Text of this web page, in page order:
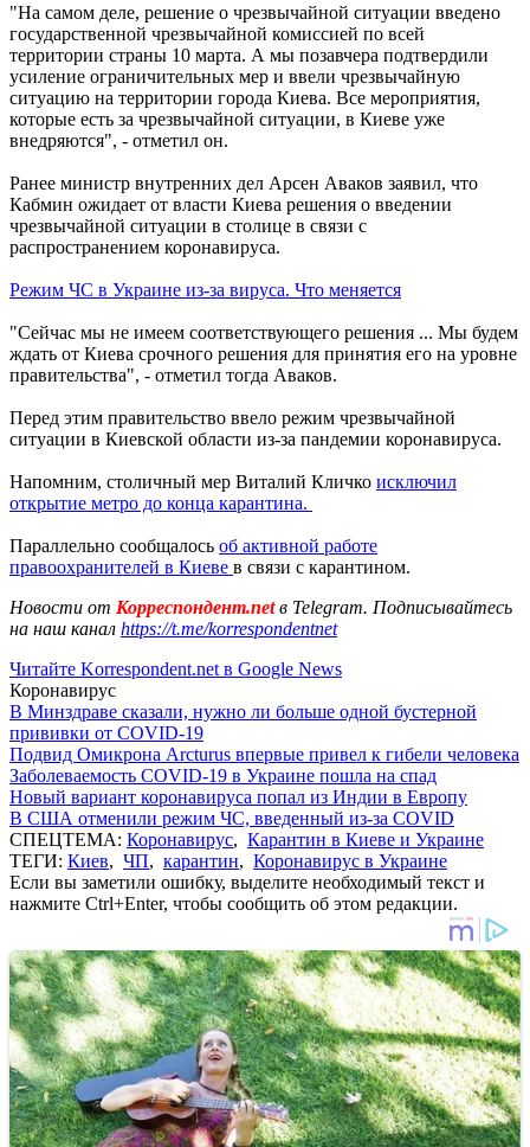
"На самом деле, решение о чрезвычайной ситуации введено
государственной чрезвычайной комиссией по всей
территории страны 10 марта. А мы позавчера подтвердили
усиление ограничительных мер и ввели чрезвычайную
ситуацию на территории города Киева. Все мероприятия,
которые есть за чрезвычайной ситуации, в Киеве уже
внедряются", - отметил он.
Ранее министр внутренних дел Арсен Аваков заявил, что
Кабмин ожидает от власти Киева решения о введении
чрезвычайной ситуации в столице в связи с
распространением коронавируса.
Режим ЧС в Украине из-за вируса. Что меняется
"Сейчас мы не имеем соответствующего решения ... Мы будем
ждать от Киева срочного решения для принятия его на уровне
правительства", - отметил тогда Аваков.
Перед этим правительство ввело режим чрезвычайной
ситуации в Киевской области из-за пандемии коронавируса.
Напомним, столичный мер Виталий Кличко исключил
открытие метро до конца карантина.
Параллельно сообщалось об активной работе
правоохранителей в Киеве в связи с карантином.
Новости от Корреспондент.netв Telegram. Подписывайтесь
на наш канал https://t.me/korrespondentnet
Читайте Korrespondent.net в Google News
Коронавирус
В Минздраве сказали, нужно ли больше одной бустерной
прививки от COVID-19
Подвид Омикрона Arcturus впервые привел к гибели человека
Заболеваемость COVID-19 в Украине пошла на спад
Новый вариант коронавируса попал из Индии в Европу
В США отменили режим ЧС, введенный из-за COVID
СПЕЦТЕМА: Коронавирус, Карантин в Киеве и Украине
ТЕГИ: Киев, ЧП, карантин, Коронавирус в Украине
Если вы заметили ошибку, выделите необходимый текст и
нажмите Ctrl+Enter, чтобы сообщить об этом редакции.